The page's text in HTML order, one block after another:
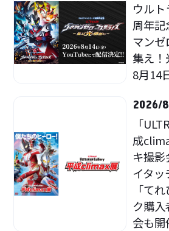
ウル
周年記
マンゼ
集え！
8月14
2026/
「
成
キ撮
イタッ
「て
ク購
会も開